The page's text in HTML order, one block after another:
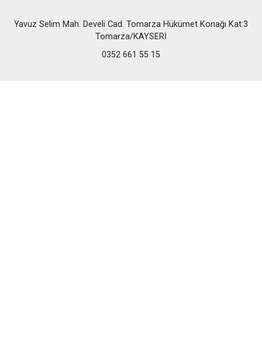
Yavuz Selim Mah. Develi Cad. Tomarza Hükümet Konağı Kat:3
Tomarza/KAYSERİ
0352 661 55 15